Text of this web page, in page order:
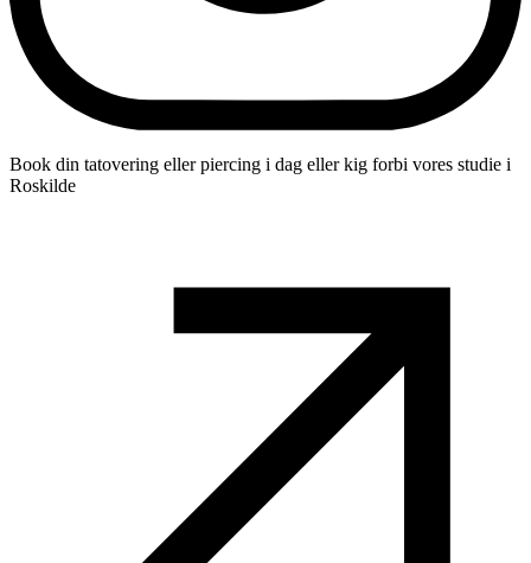
Book din tatovering eller piercing i dag eller kig forbi vores studie i
Roskilde